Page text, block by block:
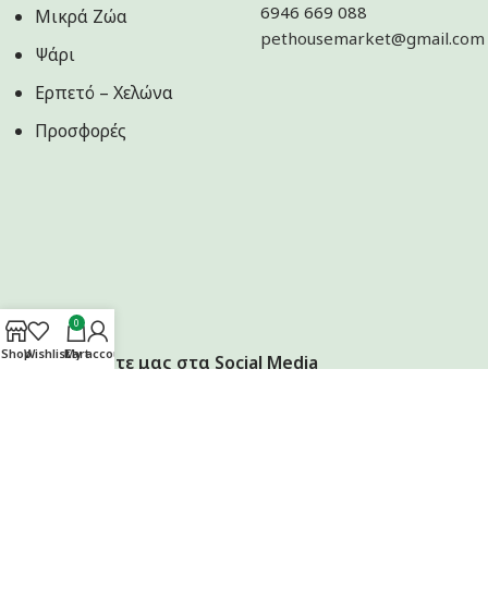
Μικρά Ζώα
Ψάρι
Ερπετό – Χελώνα
Προσφορές
6946 669 088
pethousemarket@gmail.com
Ακολουθήστε μας στα Social Media
ShopWishlist
0
Cart
My account